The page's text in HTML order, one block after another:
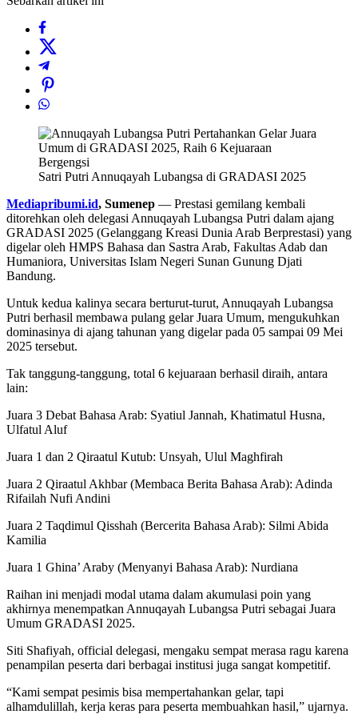
Satri Putri Annuqayah Lubangsa di GRADASI 2025
Mediapribumi.id, Sumenep — Prestasi gemilang kembali
ditorehkan oleh delegasi Annuqayah Lubangsa Putri dalam ajang
GRADASI 2025 (Gelanggang Kreasi Dunia Arab Berprestasi) yang
digelar oleh HMPS Bahasa dan Sastra Arab, Fakultas Adab dan
Humaniora, Universitas Islam Negeri Sunan Gunung Djati
Bandung.
Untuk kedua kalinya secara berturut-turut, Annuqayah Lubangsa
Putri berhasil membawa pulang gelar Juara Umum, mengukuhkan
dominasinya di ajang tahunan yang digelar pada 05 sampai 09 Mei
2025 tersebut.
Tak tanggung-tanggung, total 6 kejuaraan berhasil diraih, antara
lain:
Juara 3 Debat Bahasa Arab: Syatiul Jannah, Khatimatul Husna,
Ulfatul Aluf
Juara 1 dan 2 Qiraatul Kutub: Unsyah, Ulul Maghfirah
Juara 2 Qiraatul Akhbar (Membaca Berita Bahasa Arab): Adinda
Rifailah Nufi Andini
Juara 2 Taqdimul Qisshah (Bercerita Bahasa Arab): Silmi Abida
Kamilia
Juara 1 Ghina’ Araby (Menyanyi Bahasa Arab): Nurdiana
Raihan ini menjadi modal utama dalam akumulasi poin yang
akhirnya menempatkan Annuqayah Lubangsa Putri sebagai Juara
Umum GRADASI 2025.
Siti Shafiyah, official delegasi, mengaku sempat merasa ragu karena
penampilan peserta dari berbagai institusi juga sangat kompetitif.
“Kami sempat pesimis bisa mempertahankan gelar, tapi
alhamdulillah, kerja keras para peserta membuahkan hasil,” ujarnya.